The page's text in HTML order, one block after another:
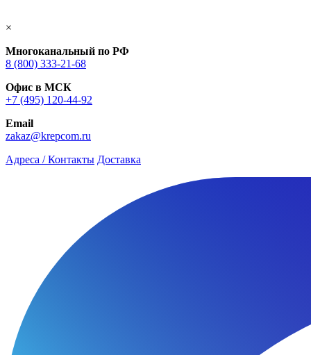
×
Многоканальный по РФ
8 (800) 333‑21-68
Офис в МСК
+7 (495) 120-44-92
Email
zakaz@krepcom.ru
Адреса / Контакты Доставка